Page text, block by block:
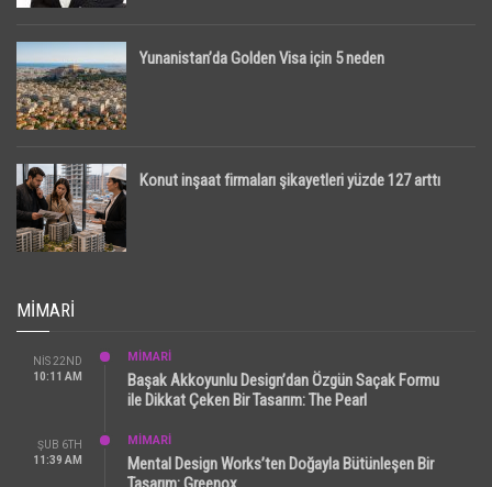
Yunanistan’da Golden Visa için 5 neden
Konut inşaat firmaları şikayetleri yüzde 127 arttı
MIMARI
NIS 22ND
10:11 AM
MİMARİ
Başak Akkoyunlu Design’dan Özgün Saçak Formu
ile Dikkat Çeken Bir Tasarım: The Pearl
ŞUB 6TH
11:39 AM
MİMARİ
Mental Design Works’ten Doğayla Bütünleşen Bir